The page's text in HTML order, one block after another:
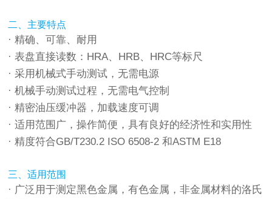
二、主要特点
· 精确、可靠、耐用
· 表盘直接读数：HRA、HRB、HRC等标尺
· 采用机械式手动测试，无需电源
· 机械手动测试过程，无需电气控制
· 精密油压缓冲器，加载速度可调
· 适用范围广，操作简便，具有良好的经济性和实用性
· 精度符合GB/T230.2 ISO 6508-2 和ASTM E18
三、适用范围
· 广泛用于测定黑色金属，有色金属，非金属材料的洛氏